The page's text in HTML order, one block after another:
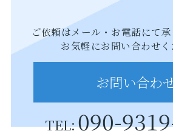
ご依頼はメール・お電話にて承
お気軽にお問い合わせく
お問い合わ
TEL:090-